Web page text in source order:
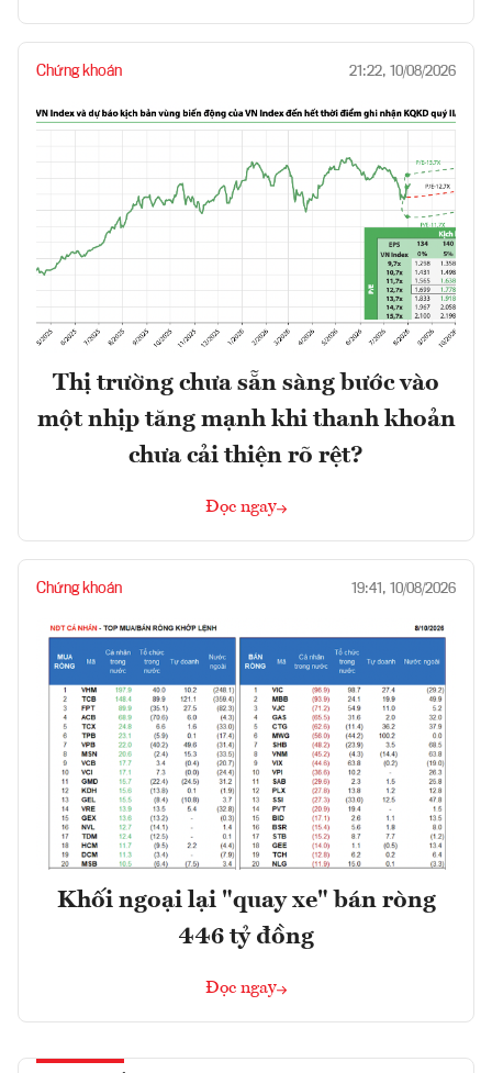
Chứng khoán 21:22, 10/08/2026
Thị trường chưa sẵn sàng bước vào
một nhịp tăng mạnh khi thanh khoản
chưa cải thiện rõ rệt?
Đọc ngay
Chứng khoán 19:41, 10/08/2026
Khối ngoại lại "quay xe" bán ròng
446 tỷ đồng
Đọc ngay